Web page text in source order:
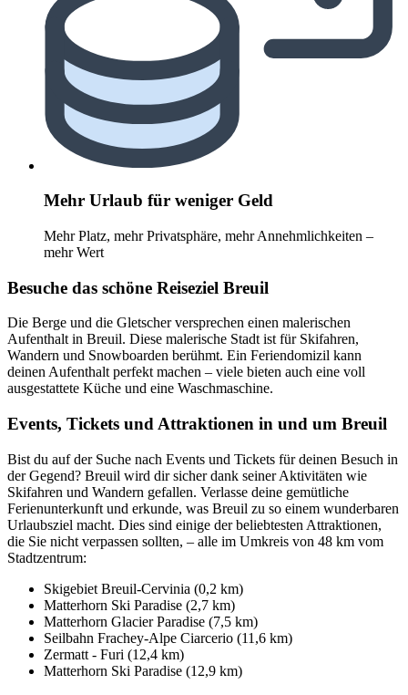
Mehr Urlaub für weniger Geld
Mehr Platz, mehr Privatsphäre, mehr Annehmlichkeiten –
mehr Wert
Besuche das schöne Reiseziel Breuil
Die Berge und die Gletscher versprechen einen malerischen
Aufenthalt in Breuil. Diese malerische Stadt ist für Skifahren,
Wandern und Snowboarden berühmt. Ein Feriendomizil kann
deinen Aufenthalt perfekt machen – viele bieten auch eine voll
ausgestattete Küche und eine Waschmaschine.
Events, Tickets und Attraktionen in und um Breuil
Bist du auf der Suche nach Events und Tickets für deinen Besuch in
der Gegend? Breuil wird dir sicher dank seiner Aktivitäten wie
Skifahren und Wandern gefallen. Verlasse deine gemütliche
Ferienunterkunft und erkunde, was Breuil zu so einem wunderbaren
Urlaubsziel macht. Dies sind einige der beliebtesten Attraktionen,
die Sie nicht verpassen sollten, – alle im Umkreis von 48 km vom
Stadtzentrum:
Skigebiet Breuil-Cervinia (0,2 km)
Matterhorn Ski Paradise (2,7 km)
Matterhorn Glacier Paradise (7,5 km)
Seilbahn Frachey-Alpe Ciarcerio (11,6 km)
Zermatt - Furi (12,4 km)
Matterhorn Ski Paradise (12,9 km)